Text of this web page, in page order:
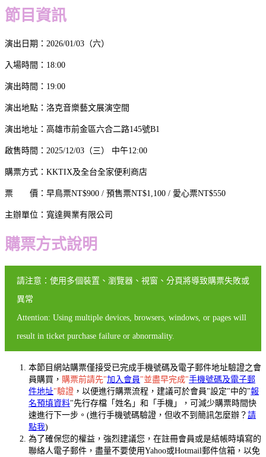
節目資訊
演出日期：2026/01/03（六）
入場時間：18:00
演出時間：19:00
演出地點：洛克音樂藝文展演空間
演出地址：高雄市前金區六合二路145號B1
啟售時間：2025/12/03（三） 中午12:00
購票方式：KKTIX及全台全家便利商店
票 價：早鳥票NT$900 / 預售票NT$1,100 / 愛心票NT$550
主辦單位：寬達興業有限公司
購票方式說明
請注意：使用多個裝置、瀏覽器、視窗、分頁將導致購票失敗或
異常
Attention: Using multiple devices, browsers, windows, or pages will
result in ticket purchase failure or abnormality.
本節目網站購票僅接受已完成手機號碼及電子郵件地址驗證之會
員購買， 購票前請先"加入會員 "並盡早完成"手機號碼及電子郵
件地址"驗證 ，以便進行購票流程，建議可於會員"設定"中的"報
名預填資料"先行存檔「姓名」和「手機」，可減少購票時間快
速進行下一步。(進行手機號碼驗證，但收不到簡訊怎麼辦？ 請
點我)
為了確保您的權益，強烈建議您，在註冊會員或是結帳時填寫的
聯絡人電子郵件，盡量不要使用Yahoo或Hotmail郵件信箱，以免